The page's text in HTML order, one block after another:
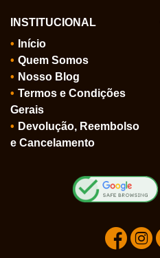
INSTITUCIONAL
Início
Quem Somos
Nosso Blog
Termos e Condições
Gerais
Devolução, Reembolso
e Cancelamento